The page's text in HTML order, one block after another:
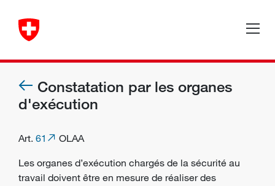
Constatation par les organes
d'exécution
Art. 61
OLAA
Les organes d’exécution chargés de la sécurité au
travail doivent être en mesure de réaliser des